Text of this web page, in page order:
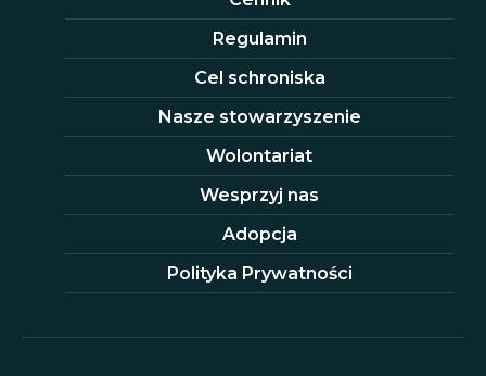
Regulamin
Cel schroniska
Nasze stowarzyszenie
Wolontariat
Wesprzyj nas
Adopcja
Polityka Prywatności